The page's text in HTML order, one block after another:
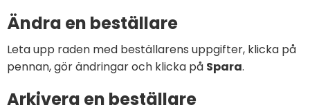
Ändra en beställare
Leta upp raden med beställarens uppgifter, klicka på
pennan, gör ändringar och klicka på Spara.
Arkivera en beställare